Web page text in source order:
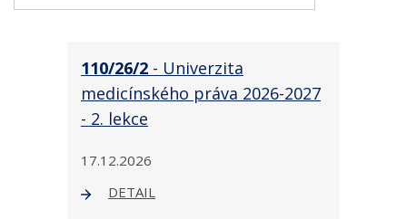
110/26/2 - Univerzita
medicínského práva 2026-2027
- 2. lekce
17.12.2026
DETAIL